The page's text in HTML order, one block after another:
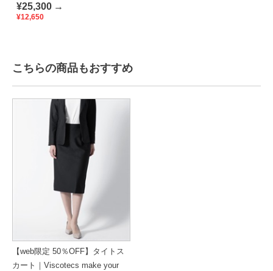
¥25,300 →
¥12,650
こちらの商品もおすすめ
【web限定 50％OFF】タイトス
カート｜Viscotecs make your